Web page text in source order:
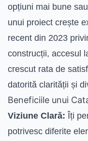
opțiuni mai bune
unui proiect crește
recent din 2023
construcții, accesul
crescut rata de
datorită clarității și
Beneficiile unui
Viziune Clară: Îți
potrivesc diferite